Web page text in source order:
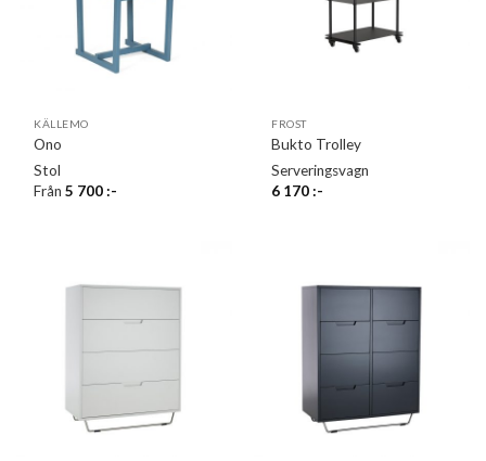
KÄLLEMO
Ono
Stol
Från5 700:-
FROST
Bukto Trolley
Serveringsvagn
6 170:-